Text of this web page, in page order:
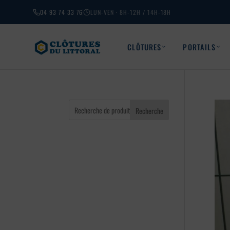
04 93 74 33 76 LUN-VEN · 8H-12H / 14H-18H
CLÔTURES PORTAILS
Recherche